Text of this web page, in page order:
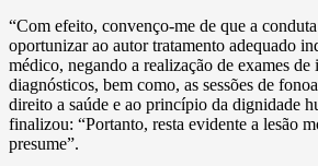
“Com efeito, convenço-me de que a
oportunizar ao autor tratamento adequado
médico, negando a realização de exames de
diagnósticos, bem como, as sessões de
direito a saúde e ao princípio da dignidade
finalizou: “Portanto, resta evidente a lesão
presume”.